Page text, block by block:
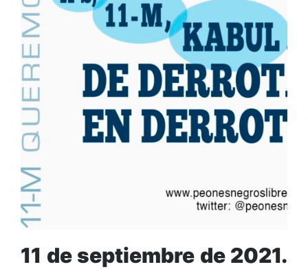
11 de septiembre de 2021.